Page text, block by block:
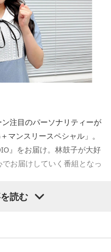
「トンツカタ
場です。
ですが恒例になってきてい
♪」「トントンツカ
」「トンツカトンツ
い空気に・・・。
と熟練の技、数多くの修羅
極 アフター込みで
ン
会実施したい コタツ記者大
にどのようなところに手
グができているというか、
一つ成長したのかなって感
最多の18四球)。もちろん
ではあるんですけど、出塁
なと思われますか？
を取れるのは良いバッター
で、いいなと思います」
、ボールの見極めや際ど
上したということでしょう
注目のパーソナリティーが
マンスリースペシャル」。
』をお届け。林鼓子が大好
お届けしていく番組となっ
トルにもなっている
読む